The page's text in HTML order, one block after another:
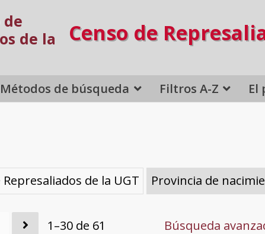
Censo de
Métodos de búsqueda Filtros A-Z El
Represaliados de la UGT Provincia de
1–30 de 61 Búsqueda